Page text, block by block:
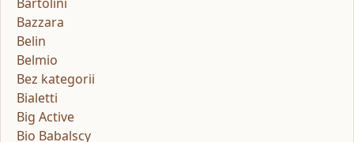
Bazzara
Belin
Belmio
Bez kategorii
Bialetti
Big Active
Bio Babalscy